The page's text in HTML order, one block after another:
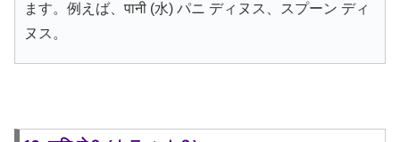
ます。例えば、पानी (水) パニ ディヌス、スプーン ディ
ヌス。